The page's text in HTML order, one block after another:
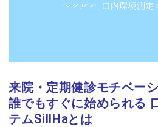
来院・定期健診モチベーシ
誰でもすぐに始められる
テムSillHaとは